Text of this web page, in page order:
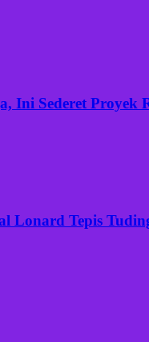
Ini Sederet
Lonard Tepis